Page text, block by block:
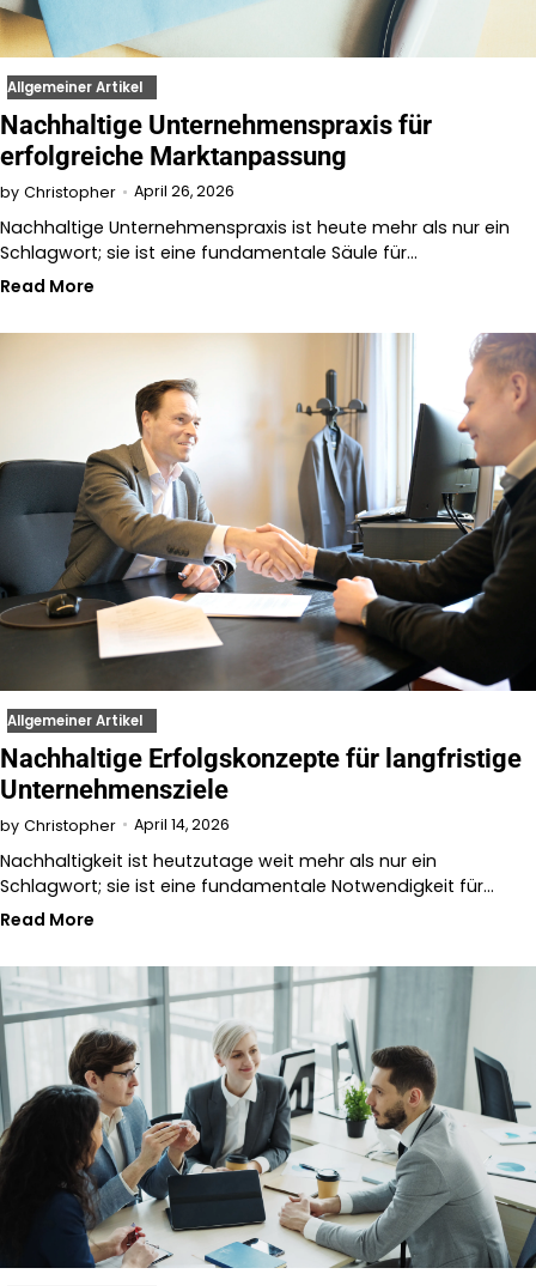
Allgemeiner Artikel
Nachhaltige Unternehmenspraxis für
erfolgreiche Marktanpassung
by Christopher April 26, 2026
Nachhaltige Unternehmenspraxis ist heute mehr als nur ein
Schlagwort; sie ist eine fundamentale Säule für…
Read More
Allgemeiner Artikel
Nachhaltige Erfolgskonzepte für langfristige
Unternehmensziele
by Christopher April 14, 2026
Nachhaltigkeit ist heutzutage weit mehr als nur ein
Schlagwort; sie ist eine fundamentale Notwendigkeit für…
Read More